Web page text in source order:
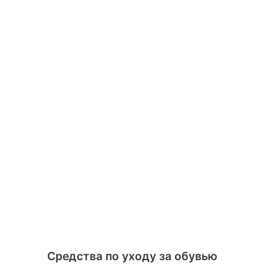
Средства по уходу за обувью